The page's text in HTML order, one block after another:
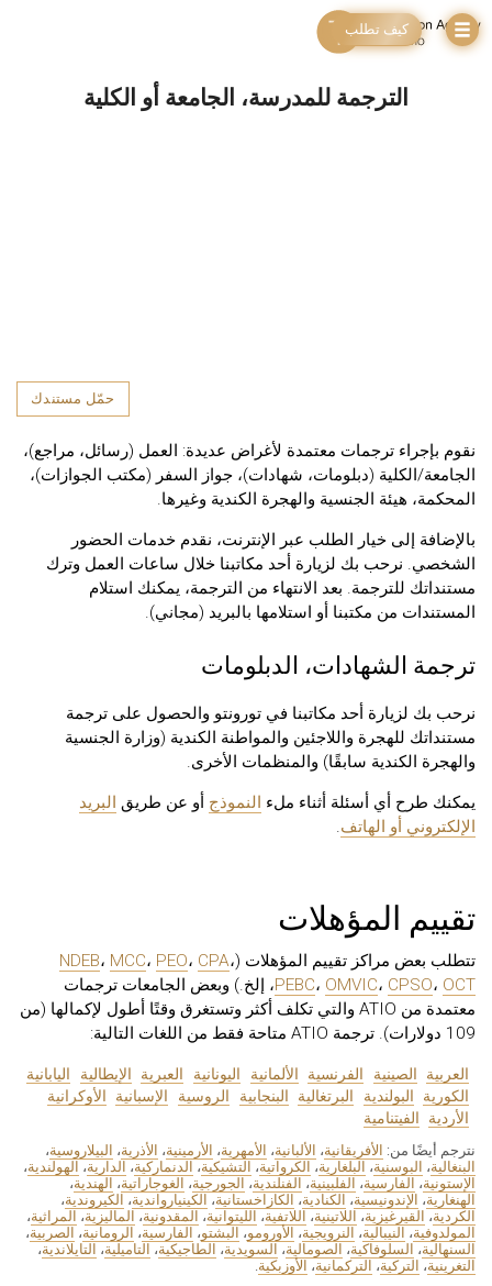
كيف تطلب
الترجمة للمدرسة، الجامعة أو الكلية
حمّل مستندك
نقوم بإجراء ترجمات معتمدة لأغراض عديدة: العمل (رسائل، مراجع)،
الجامعة/الكلية (دبلومات، شهادات)، جواز السفر (مكتب الجوازات)،
المحكمة، هيئة الجنسية والهجرة الكندية وغيرها.
بالإضافة إلى خيار الطلب عبر الإنترنت، نقدم خدمات الحضور
الشخصي. نرحب بك لزيارة أحد مكاتبنا خلال ساعات العمل وترك
مستنداتك للترجمة. بعد الانتهاء من الترجمة، يمكنك استلام
المستندات من مكتبنا أو استلامها بالبريد (مجاني).
ترجمة الشهادات، الدبلومات
نرحب بك لزيارة أحد مكاتبنا في تورونتو والحصول على ترجمة
مستنداتك للهجرة واللاجئين والمواطنة الكندية (وزارة الجنسية
والهجرة الكندية سابقًا) والمنظمات الأخرى.
يمكنك طرح أي أسئلة أثناء ملء النموذج أو عن طريق البريد
الإلكتروني أو الهاتف.
تقييم المؤهلات
تتطلب بعض مراكز تقييم المؤهلات ( NDEB، MCC، PEO، CPA،
PEBC، OMVIC، CPSO، OCT
، إلخ.) وبعض الجامعات ترجمات
معتمدة من ATIO والتي تكلف أكثر وتستغرق وقتًا أطول لإكمالها (من
109 دولارات). ترجمة ATIO متاحة فقط من اللغات التالية:
العربية الصينية الفرنسية الألمانية اليونانية العبرية الإيطالية
اليابانية
الكورية
البولندية البرتغالية البنجابية الروسية الإسبانية
الأوكرانية
الأردية
الفيتنامية
نترجم أيضًا من: الأفريقانية، الألبانية، الأمهرية، الأرمينية، الأذرية، البيلاروسية،
البنغالية، البوسنية، البلغارية، الكرواتية، التشيكية، الدنماركية، الدارية، الهولندية،
الإستونية، الفارسية، الفلبينية، الفنلندية، الجورجية، الغوجاراتية، الهندية،
الهنغارية، الإندونيسية، الكنادية، الكازاخستانية، الكينيارواندية، الكيروندية،
الكردية، القيرغيزية، اللاتينية، اللاتفية، الليتوانية، المقدونية، الماليزية، المراثية،
المولدوفية، النيبالية، النرويجية، الأورومو، البشتو، الفارسية، الرومانية، الصربية،
السنهالية، السلوفاكية، الصومالية، السويدية، الطاجيكية، التاميلية، التايلاندية،
التغرينية، التركية، التركمانية، الأوزبكية.